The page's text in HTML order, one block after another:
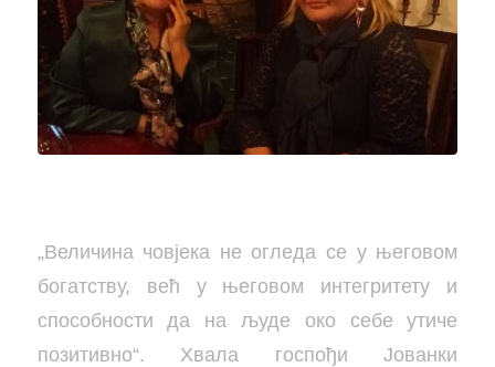
„Величина човјека не огледа се у његовом
богатству, већ у његовом интегритету и
способности да на људе око себе утиче
позитивно“. Хвала госпођи Јованки